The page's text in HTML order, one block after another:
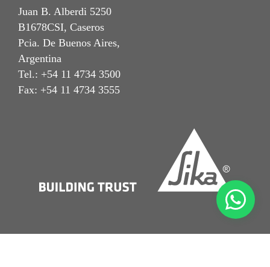
Juan B. Alberdi 5250
B1678CSI, Caseros
Pcia. De Buenos Aires,
Argentina
Tel.: +54 11 4734 3500
Fax: +54 11 4734 3555